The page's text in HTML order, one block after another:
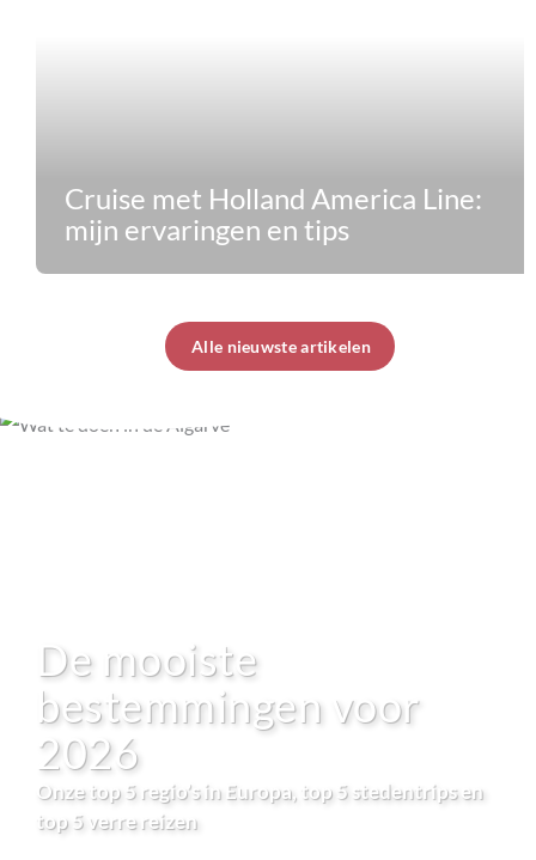
Cruise met Holland America Line:
mijn ervaringen en tips
Alle nieuwste artikelen
De mooiste
bestemmingen voor
2026
Onze top 5 regio’s in Europa, top 5 stedentrips en
top 5 verre reizen